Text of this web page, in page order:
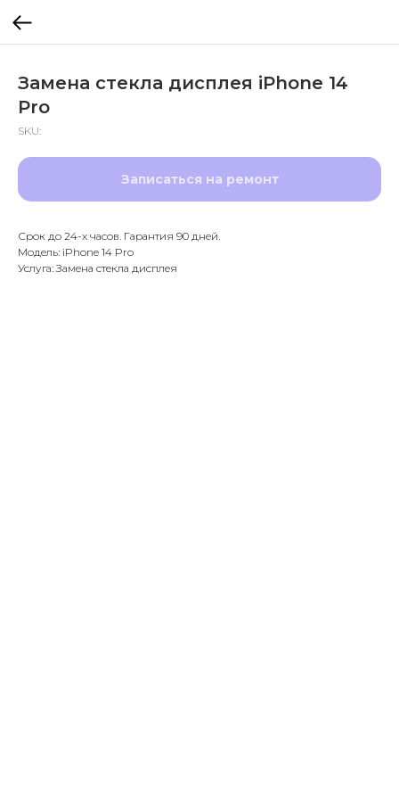
Замена стекла дисплея iPhone 14
Pro
SKU:
Записаться на ремонт
Срок до 24-х часов. Гарантия 90 дней.
Модель: iPhone 14 Pro
Услуга: Замена стекла дисплея